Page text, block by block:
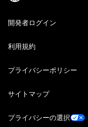
開発者ログイン
利用規約
プライバシーポリシー
サイトマップ
プライバシーの選択